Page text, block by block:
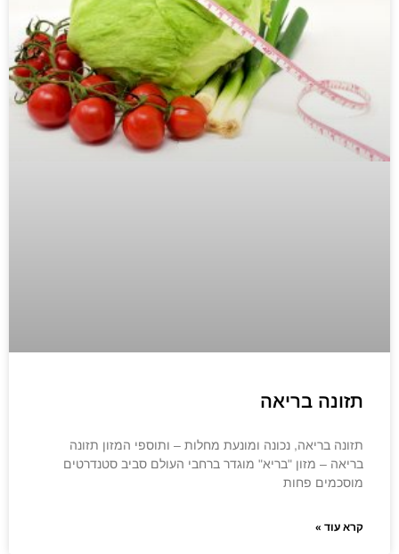
תזונה בריאה
תזונה בריאה, נכונה ומונעת מחלות – ותוספי המזון תזונה
בריאה – מזון "בריא" מוגדר ברחבי העולם סביב סטנדרטים
מוסכמים פחות
קרא עוד »